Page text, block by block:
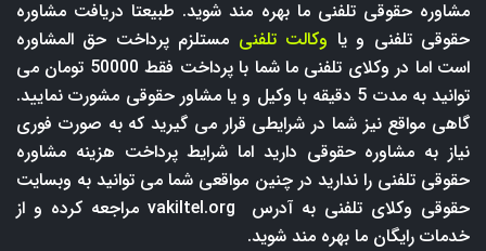
مشاوره حقوقی تلفنی ما بهره مند شوید. طبیعتا دریافت مشاوره
حقوقی تلفنی و یا وکالت تلفنی مستلزم پرداخت حق المشاوره
است اما در وکلای تلفنی ما شما با پرداخت فقط 50000 تومان می
توانید به مدت 5 دقیقه با وکیل و یا مشاور حقوقی مشورت نمایید.
گاهی مواقع نیز شما در شرایطی قرار می گیرید که به صورت فوری
نیاز به مشاوره حقوقی دارید اما شرایط پرداخت هزینه مشاوره
حقوقی تلفنی را ندارید در چنین مواقعی شما می توانید به وبسایت
حقوقی وکلای تلفنی به آدرس
vakiltel.org مراجعه کرده و از
خدمات رایگان ما بهره مند شوید.